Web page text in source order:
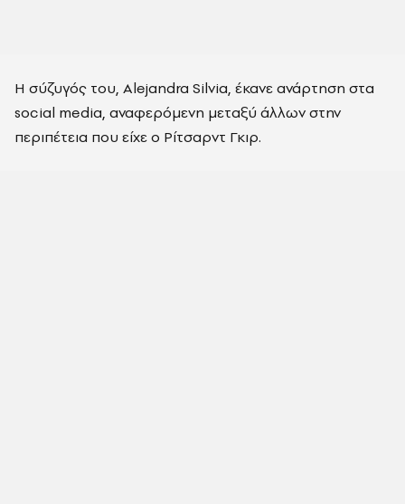
Η σύζυγός του, Alejandra Silvia, έκανε ανάρτηση στα
social media, αναφερόμενη μεταξύ άλλων στην
περιπέτεια που είχε ο Ρίτσαρντ Γκιρ.